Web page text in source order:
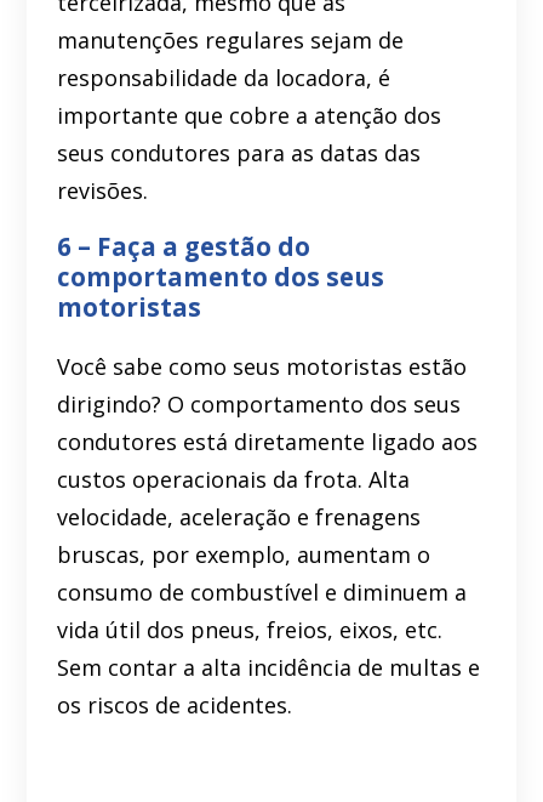
manutenções regulares sejam de
responsabilidade da locadora, é
importante que cobre a atenção dos
seus condutores para as datas das
revisões.
6 – Faça a gestão do
comportamento dos seus
motoristas
Você sabe como seus motoristas estão
dirigindo? O comportamento dos seus
condutores está diretamente ligado aos
custos operacionais da frota. Alta
velocidade, aceleração e frenagens
bruscas, por exemplo, aumentam o
consumo de combustível e diminuem a
vida útil dos pneus, freios, eixos, etc.
Sem contar a alta incidência de multas e
os riscos de acidentes.